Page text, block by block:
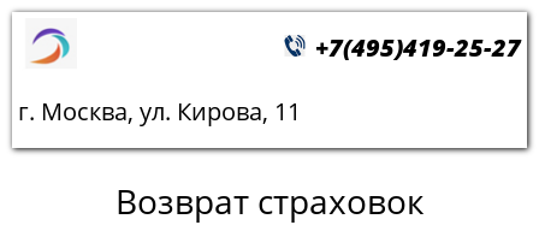
+7(495)419-25-27
г. Москва, ул. Кирова, 11
Возврат страховок